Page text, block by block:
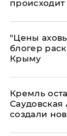
происходит
​"Цены
блогер
Крыму
​Кремль
создали